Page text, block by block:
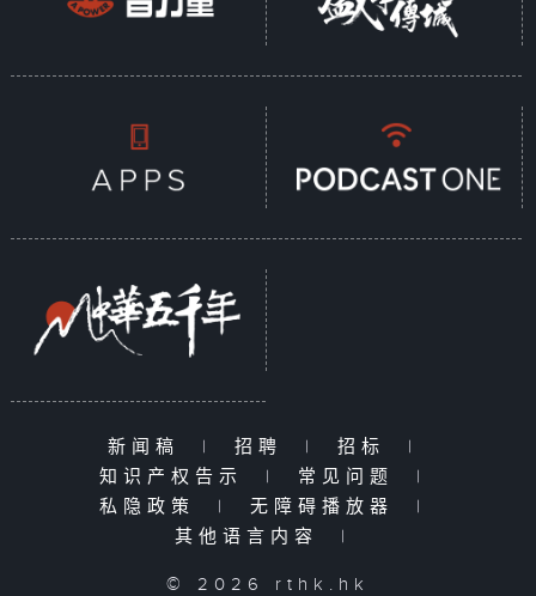
新闻稿 | 招聘 | 招标
|
知识产权告示
| 常见问题
|
私隐政策
| 无障碍播放器
|
其他语言内容
|
© 2026 rthk.hk